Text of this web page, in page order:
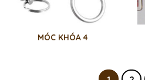
MÓC KHÓA 4